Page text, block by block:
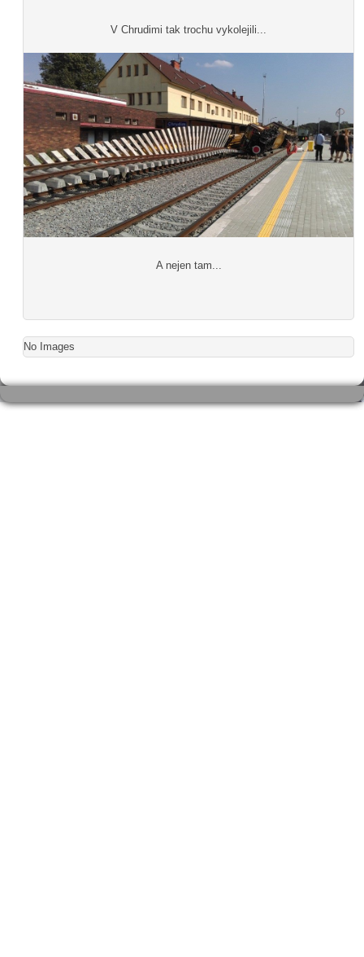
V Chrudimi tak trochu vykolejili...
A nejen tam...
No Images